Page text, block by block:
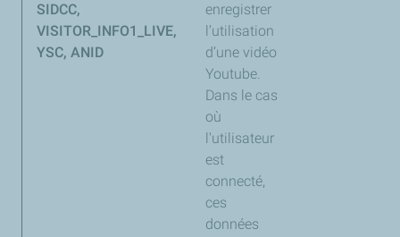
SIDCC,
VISITOR_INFO1_LIVE,
YSC, ANID
enregistrer
l’utilisation
d’une vidéo
Youtube.
Dans le cas
où
l'utilisateur
est
connecté,
ces
données